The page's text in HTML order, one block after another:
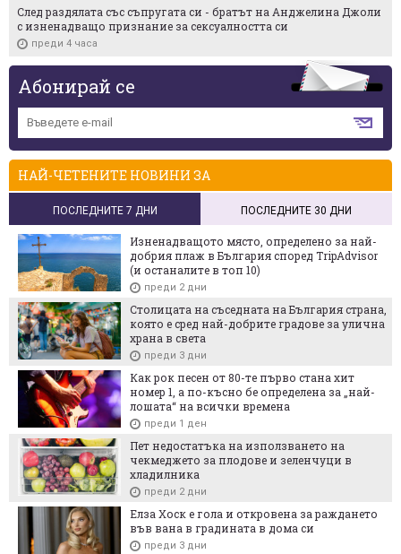
След раздялата със съпругата си - братът на Анджелина Джоли
с изненадващо признание за сексуалността си
преди 4 часа
Абонирай се
НАЙ-ЧЕТЕНИТЕ НОВИНИ ЗА
ПОСЛЕДНИТЕ 7 ДНИ ПОСЛЕДНИТЕ 30 ДНИ
Изненадващото място, определено за най-
добрия плаж в България според TripAdvisor
(и останалите в топ 10)
преди 2 дни
Столицата на съседната на България страна,
която е сред най-добрите градове за улична
храна в света
преди 3 дни
Как рок песен от 80-те първо стана хит
номер 1, а по-късно бе определена за „най-
лошата“ на всички времена
преди 1 ден
Пет недостатъка на използването на
чекмеджето за плодове и зеленчуци в
хладилника
преди 2 дни
Елза Хоск е гола и откровена за раждането
във вана в градината в дома си
преди 3 дни